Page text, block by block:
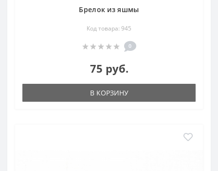
Брелок из яшмы
Код товара: 945
0
75 руб.
В КОРЗИНУ